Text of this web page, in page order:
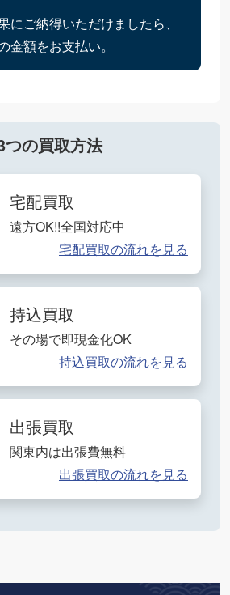
にご納得いただけましたら、
金額をお支払い。
つの買取方法
宅配買取
遠方OK!!全国対応中
宅配買取の流れを見る
持込買取
その場で即現金化OK
持込買取の流れを見る
出張買取
関東内は出張費無料
出張買取の流れを見る